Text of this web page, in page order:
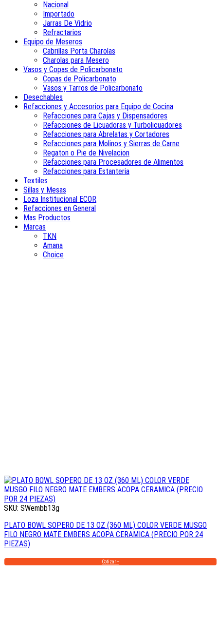
Nacional
Importado
Jarras De Vidrio
Refractarios
Equipo de Meseros
Cabrillas Porta Charolas
Charolas para Mesero
Vasos y Copas de Policarbonato
Copas de Policarbonato
Vasos y Tarros de Policarbonato
Desechables
Refacciones y Accesorios para Equipo de Cocina
Refacciones para Cajas y Dispensadores
Refacciones de Licuadoras y Turbolicuadores
Refacciones para Abrelatas y Cortadores
Refacciones para Molinos y Sierras de Carne
Regaton o Pie de Nivelacion
Refacciones para Procesadores de Alimentos
Refacciones para Estanteria
Textiles
Sillas y Mesas
Loza Institucional ECOR
Refacciones en General
Mas Productos
Marcas
TKN
Amana
Choice
SKU: SWembb13g
PLATO BOWL SOPERO DE 13 OZ (360 ML) COLOR VERDE MUSGO
FILO NEGRO MATE EMBERS ACOPA CERAMICA (PRECIO POR 24
PIEZAS)
Cotizar +